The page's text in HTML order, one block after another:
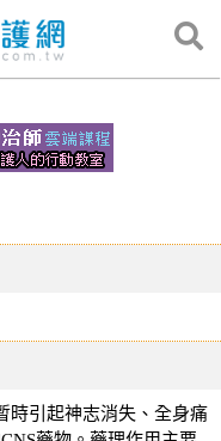
時引起神志消失、全身痛